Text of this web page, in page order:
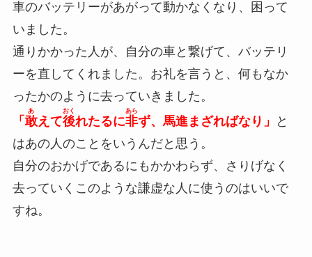
車のバッテリーがあがって動かなくなり、困って
いました。
通りかかった人が、自分の車と繋げて、バッテリ
ーを直してくれました。お礼を言うと、何もなか
ったかのように去っていきました。
「 敢
あ
えて後
おく
れたるに非
あら
ず、馬進まざればなり」
と
はあの人のことをいうんだと思う。
自分のおかげであるにもかかわらず、さりげなく
去っていくこのような謙虚な人に使うのはいいで
すね。